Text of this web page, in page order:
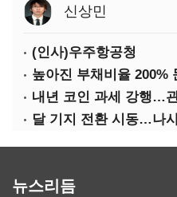
신상민
(인사)우주항공청
달 기지 전환 시동…나
뉴스리듬